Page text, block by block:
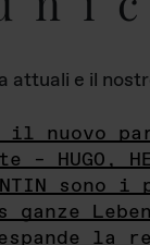
attuali e il
il nuovo
– HUGO,
ganze
espande